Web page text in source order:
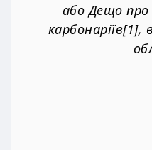
або Дещо
карбонаріїв[1],